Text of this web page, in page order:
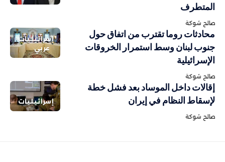
المتطرف
صالح شوكة
إسرائيليات
عربي
محادثات روما تقترب من اتفاق حول
جنوب لبنان وسط استمرار الخروقات
الإسرائيلية
صالح شوكة
إسرائيليات
إقالات داخل الموساد بعد فشل خطة
لإسقاط النظام في إيران
صالح شوكة